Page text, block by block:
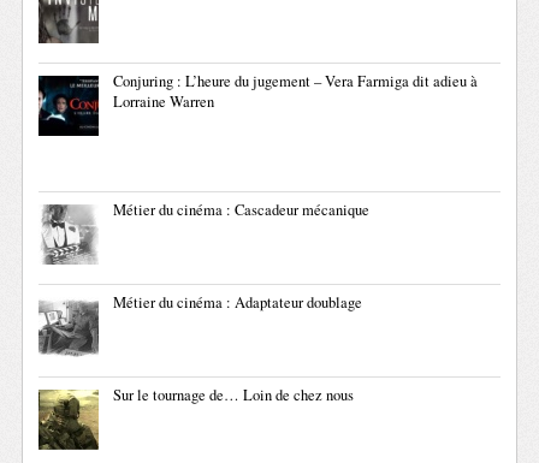
Conjuring : L’heure du jugement – Vera Farmiga dit adieu à
Lorraine Warren
Métier du cinéma : Cascadeur mécanique
Métier du cinéma : Adaptateur doublage
Sur le tournage de… Loin de chez nous